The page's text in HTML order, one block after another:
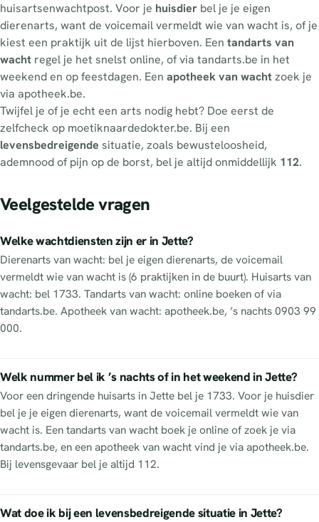
huisartsenwachtpost. Voor je huisdier bel je je eigen
dierenarts, want de voicemail vermeldt wie van wacht is, of je
kiest een praktijk uit de lijst hierboven. Een tandarts van
wacht regel je het snelst online, of via tandarts.be in het
weekend en op feestdagen. Een apotheek van wachtzoek je
via apotheek.be.
Twijfel je of je echt een arts nodig hebt? Doe eerst de
zelfcheck op moetiknaardedokter.be. Bij een
levensbedreigende situatie, zoals bewusteloosheid,
ademnood of pijn op de borst, bel je altijd onmiddellijk 112.
Veelgestelde vragen
Welke wachtdiensten zijn er in Jette?
Dierenarts van wacht: bel je eigen dierenarts, de voicemail
vermeldt wie van wacht is (6 praktijken in de buurt). Huisarts van
wacht: bel 1733. Tandarts van wacht: online boeken of via
tandarts.be. Apotheek van wacht: apotheek.be, ’s nachts 0903 99
000.
Welk nummer bel ik ’s nachts of in het weekend in Jette?
Voor een dringende huisarts in Jette bel je 1733. Voor je huisdier
bel je je eigen dierenarts, want de voicemail vermeldt wie van
wacht is. Een tandarts van wacht boek je online of zoek je via
tandarts.be, en een apotheek van wacht vind je via apotheek.be.
Bij levensgevaar bel je altijd 112.
Wat doe ik bij een levensbedreigende situatie in Jette?